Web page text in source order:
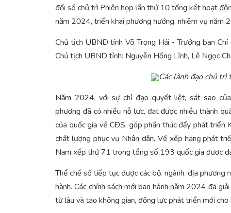
đổi số chủ trì Phiên họp lần thứ 10 tổng kết hoạt
năm 2024, triển khai phương hướng, nhiệm vụ năm
Chủ tịch UBND tỉnh Võ Trọng Hải - Trưởng ban
Chủ tịch UBND tỉnh: Nguyễn Hồng Lĩnh, Lê Ngọc
Các lãnh đạo chủ trì
Năm 2024, với sự chỉ đạo quyết liệt, sát sao của
phương đã có nhiều nỗ lực, đạt được nhiều thành
của quốc gia về CĐS, góp phần thúc đẩy phát triển
chất lượng phục vụ Nhân dân. Về xếp hạng phát
Nam xếp thứ 71 trong tổng số 193 quốc gia được
Thể chế số tiếp tục được các bộ, ngành, địa phương
hành. Các chính sách mới ban hành năm 2024 đã
từ lâu và tạo không gian, động lực phát triển mới cho